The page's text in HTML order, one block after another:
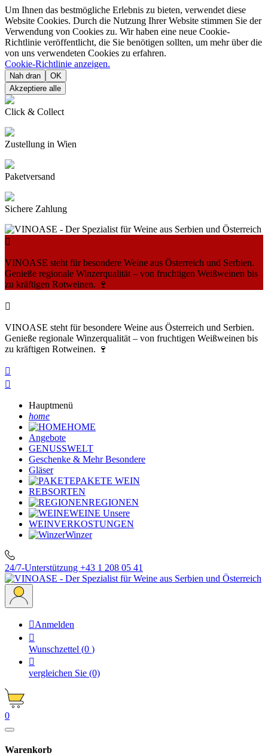
Um Ihnen das bestmögliche Erlebnis zu bieten, verwendet diese
Website Cookies. Durch die Nutzung Ihrer Website stimmen Sie der
Verwendung von Cookies zu. Wir haben eine neue Cookie-
Richtlinie veröffentlicht, die Sie benötigen sollten, um mehr über die
von uns verwendeten Cookies zu erfahren.
Cookie-Richtlinie anzeigen.
Nah dran
OK
Akzeptiere alle
Click & Collect
Zustellung in Wien
Paketversand
Sichere Zahlung

VINOASE steht für besondere Weine aus Österreich und Serbien.
Genieße regionale Winzerqualität – von fruchtigen Weißweinen bis
zu kräftigen Rotweinen. 🍷

VINOASE steht für besondere Weine aus Österreich und Serbien.
Genieße regionale Winzerqualität – von fruchtigen Weißweinen bis
zu kräftigen Rotweinen. 🍷


Hauptmenü
home
HOME
Angebote
GENUSSWELT
Geschenke & MehrBesondere
Gläser
PAKETE WEIN
REBSORTEN
REGIONEN
WEINE Unsere
WEINVERKOSTUNGEN
Winzer
24/7-Unterstützung +43 1 208 05 41
Anmelden

Wunschzettel (0 )

vergleichen Sie (0)
0
Warenkorb